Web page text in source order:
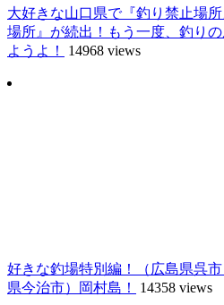
大好きな山口県で『釣り禁止場
場所』が続出！もう一度、釣り
ようよ！
14968 views
好きな釣場特別編！（広島県呉
県今治市）岡村島！
14358 views